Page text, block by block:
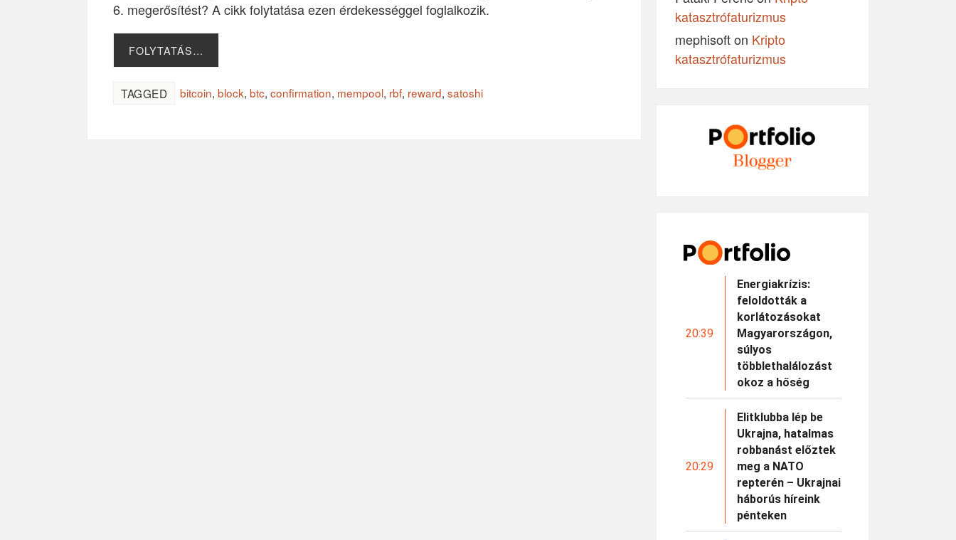
6. megerősítést? A cikk folytatása ezen érdekességgel foglalkozik.
FOLYTATÁS…
TAGGED bitcoin, block, btc, confirmation, mempool, rbf, reward, satoshi
katasztrófaturizmus
mephisofton Kripto
katasztrófaturizmus
20:39
Energiakrízis:
feloldották a
korlátozásokat
Magyarországon,
súlyos
többlethalálozást
okoz a hőség
20:29
Elitklubba lép be
Ukrajna, hatalmas
robbanást előztek
meg a NATO
repterén – Ukrajnai
háborús híreink
pénteken